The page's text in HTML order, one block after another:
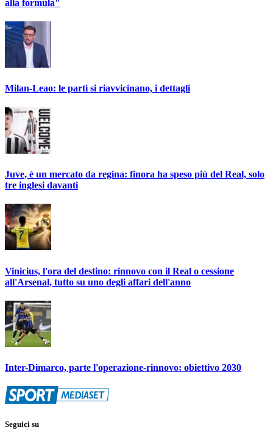
alla formula"
Milan-Leao: le parti si riavvicinano, i dettagli
Juve, è un mercato da regina: finora ha speso più del Real, solo
tre inglesi davanti
Vinicius, l'ora del destino: rinnovo con il Real o cessione
all'Arsenal, tutto su uno degli affari dell'anno
Inter-Dimarco, parte l'operazione-rinnovo: obiettivo 2030
Seguici su